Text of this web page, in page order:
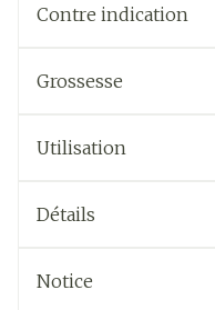
Contre indication
Grossesse
Utilisation
Détails
Notice